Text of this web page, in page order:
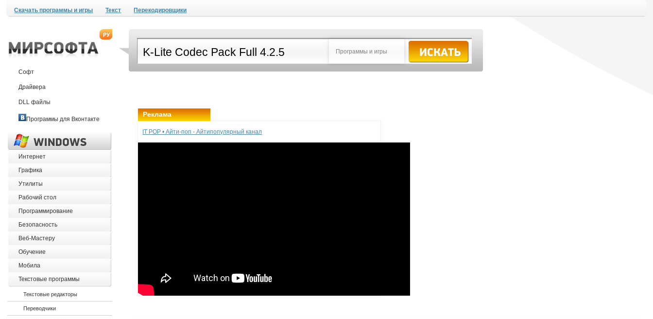
Скачать программы и игры Текст Перекодировщики
Программы и игры
Софт
Драйвера
DLL файлы
Программы для Вконтакте
Интернет
Графика
Утилиты
Рабочий стол
Программирование
Безопасность
Веб-Мастеру
Обучение
Мобила
Текстовые программы
Текстовые редакторы
Переводчики
Реклама
IT POP • Айти-поп - Айтипопулярный канал